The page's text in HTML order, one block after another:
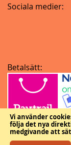
Vi använder
följa det nya
medgivande att
Sociala medier:
Betalsätt: